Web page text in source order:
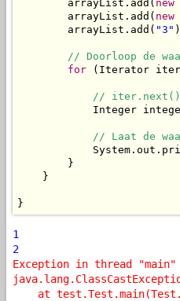
        arrayList.add(
new
        arrayList.add(
new
        arrayList.add(
"3"
// Doorloop de
for (Iterator
// iter.next()
Integer
// Laat de
        }
    }
}
1
2
Exception in thread "main"
at